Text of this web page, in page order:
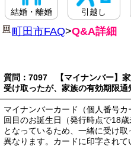
結婚・離婚 引越し
町田市FAQ>Q&A詳細
質問：7097 【マイナンバー】
受け取ったが、家族の有効期限通
マイナンバーカード（個人番号
回目のお誕生日（発行時点で18
となっているため、一緒に受け
異なります。カードに印字されて